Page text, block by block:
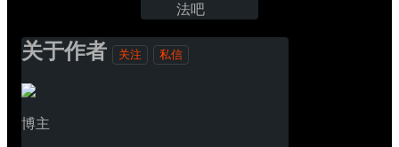
法吧
关于作者 关注 私信
博主